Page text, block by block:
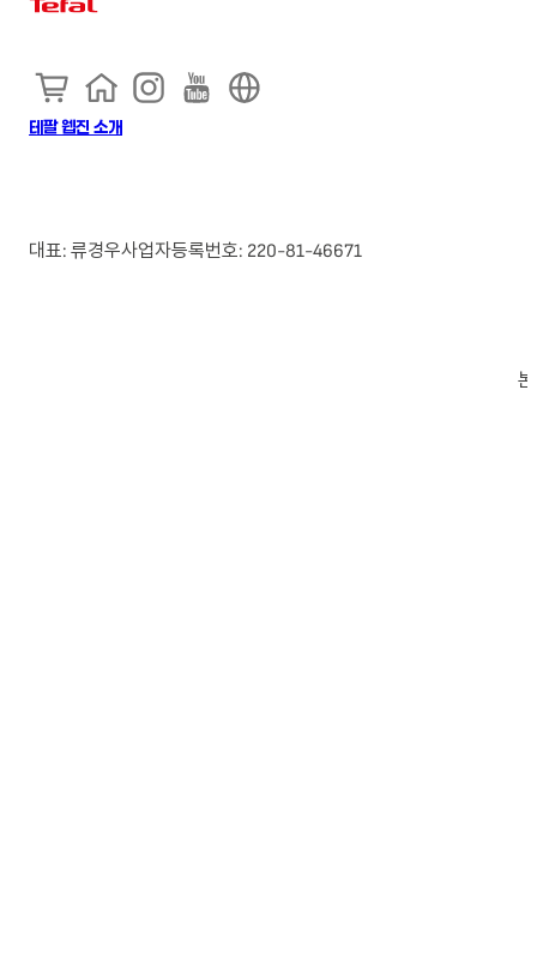
테팔 웹진 소개
대표: 류경우사업자등록번호: 220-81-46671